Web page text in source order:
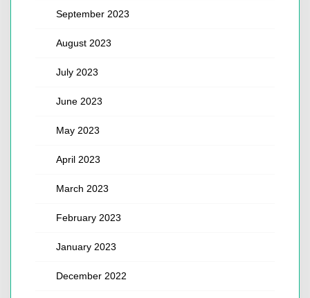
September 2023
August 2023
July 2023
June 2023
May 2023
April 2023
March 2023
February 2023
January 2023
December 2022